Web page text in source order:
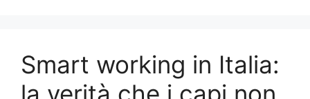
Smart working in Italia: